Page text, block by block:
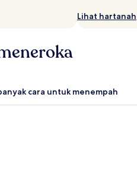
Lihat hartanah
cara untuk menempah